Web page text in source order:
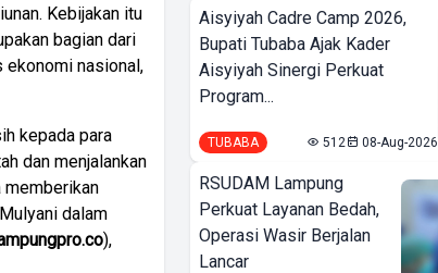
Kebijakan itu
bagian dari
ekonomi nasional,
kepada para
dan menjalankan
memberikan
dalam
),
Aisyiyah Cadre Camp 2026,
Bupati Tubaba Ajak Kader
Aisyiyah Sinergi Perkuat
Program...
TUBABA 512 08-Aug-2026
RSUDAM Lampung
Perkuat Layanan Bedah,
Operasi Wasir Berjalan
Lancar